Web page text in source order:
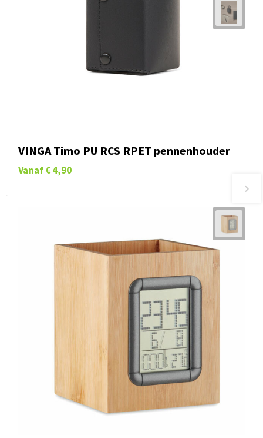
VINGA Timo PU RCS RPET pennenhouder
Vanaf € 4,90